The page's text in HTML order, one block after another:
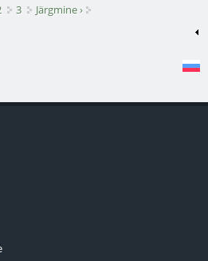
3 Järgmine ›